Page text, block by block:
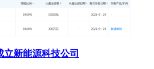
立新能源科技公司